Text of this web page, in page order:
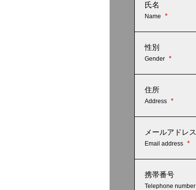
氏名
Name *
性別
Gender *
住所
Address *
メールアドレス
Email address *
携帯番号
Telephone number